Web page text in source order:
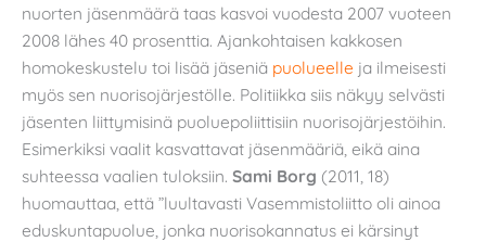
nuorten jäsenmäärä taas kasvoi vuodesta 2007 vuoteen
2008 lähes 40 prosenttia. Ajankohtaisen kakkosen
homokeskustelu toi lisää jäseniä puolueelle ja ilmeisesti
myös sen nuorisojärjestölle. Politiikka siis näkyy selvästi
jäsenten liittymisinä puoluepoliittisiin nuorisojärjestöihin.
Esimerkiksi vaalit kasvattavat jäsenmääriä, eikä aina
suhteessa vaalien tuloksiin. Sami Borg (2011, 18)
huomauttaa, että ”luultavasti Vasemmistoliitto oli ainoa
eduskuntapuolue, jonka nuorisokannatus ei kärsinyt